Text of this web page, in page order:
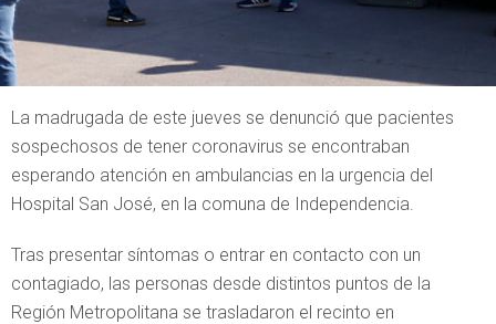
La madrugada de este jueves se denunció que pacientes
sospechosos de tener coronavirus se encontraban
esperando atención en ambulancias en la urgencia del
Hospital San José, en la comuna de Independencia.
Tras presentar síntomas o entrar en contacto con un
contagiado, las personas desde distintos puntos de la
Región Metropolitana se trasladaron el recinto en